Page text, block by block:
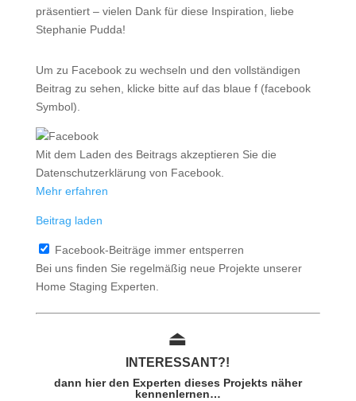
präsentiert – vielen Dank für diese Inspiration, liebe
Stephanie Pudda!
Um zu Facebook zu wechseln und den vollständigen
Beitrag zu sehen, klicke bitte auf das blaue f (facebook
Symbol).
Mit dem Laden des Beitrags akzeptieren Sie die
Datenschutzerklärung von Facebook.
Mehr erfahren
Beitrag laden
Facebook-Beiträge immer entsperren
Bei uns finden Sie regelmäßig neue Projekte unserer
Home Staging Experten.
⏏︎
INTER ESSANT?!
dann hier den Experten dieses Projekts näher
kennenlernen…